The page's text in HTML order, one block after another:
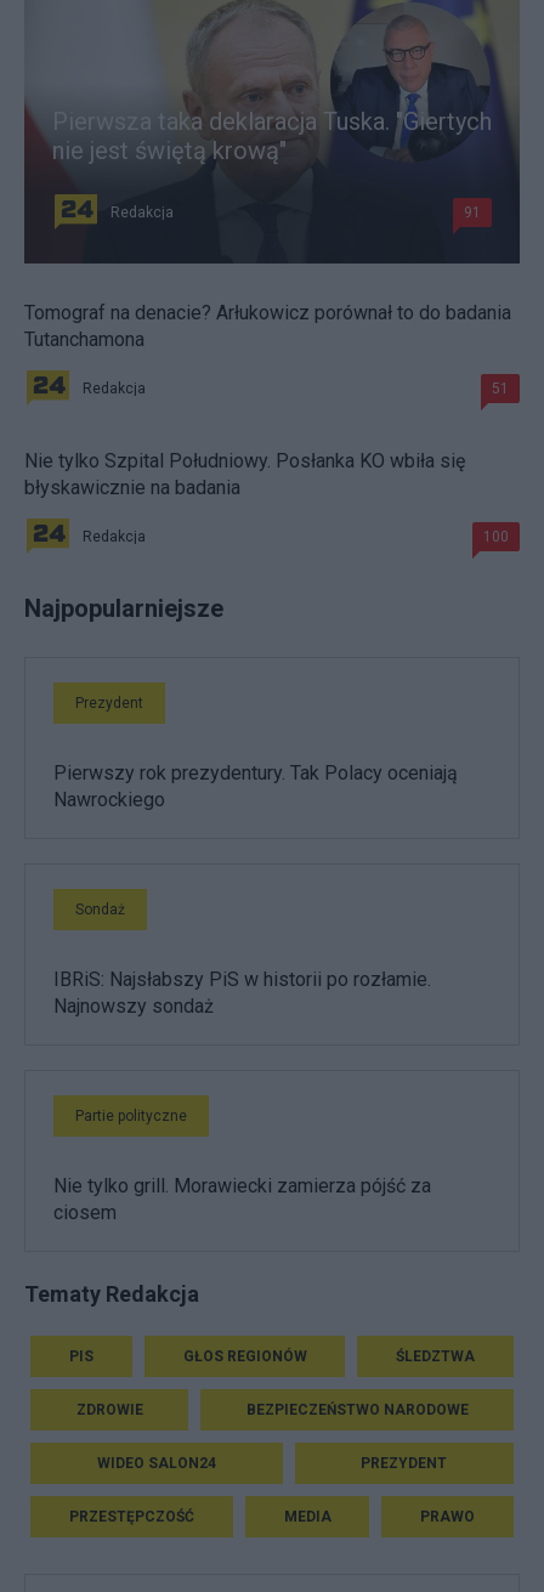
Pierwsza taka deklaracja Tuska. "Giertych
nie jest świętą krową"
Redakcja 91
Tomograf na denacie? Arłukowicz porównał to do badania
Tutanchamona
Redakcja 51
Nie tylko Szpital Południowy. Posłanka KO wbiła się
błyskawicznie na badania
Redakcja 100
Najpopularniejsze
Prezydent
Pierwszy rok prezydentury. Tak Polacy oceniają
Nawrockiego
Sondaż
IBRiS: Najsłabszy PiS w historii po rozłamie.
Najnowszy sondaż
Partie polityczne
Nie tylko grill. Morawiecki zamierza pójść za
ciosem
Tematy Redakcja
PIS GŁOS REGIONÓW ŚLEDZTWA
ZDROWIE BEZPIECZEŃSTWO NARODOWE
WIDEO SALON24 PREZYDENT
PRZESTĘPCZOŚĆ MEDIA PRAWO